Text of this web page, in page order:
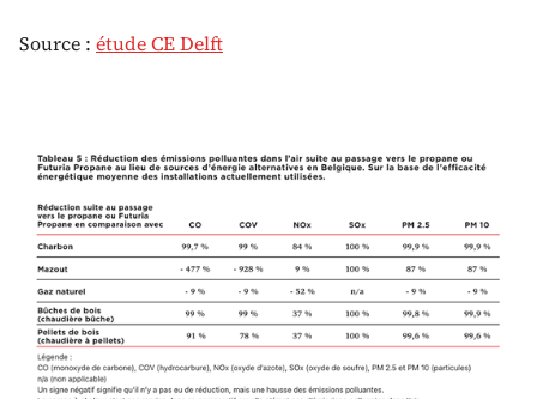
Source : étude CE Delft